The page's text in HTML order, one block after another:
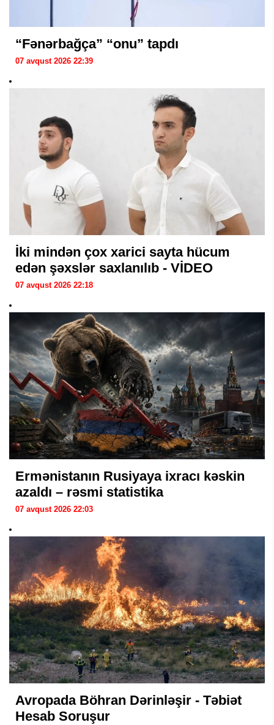
“Fənərbağça” “onu” tapdı
07 avqust 2026 22:39
İki mindən çox xarici sayta hücum
edən şəxslər saxlanılıb - VİDEO
07 avqust 2026 22:18
Ermənistanın Rusiyaya ixracı kəskin
azaldı – rəsmi statistika
07 avqust 2026 22:03
Avropada Böhran Dərinləşir - Təbiət
Hesab Soruşur